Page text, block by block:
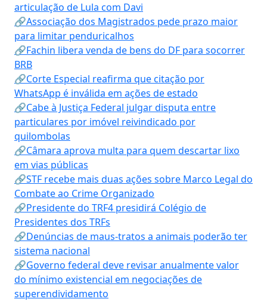
articulação de Lula com Davi
🔗Associação dos Magistrados pede prazo maior
para limitar penduricalhos
🔗Fachin libera venda de bens do DF para socorrer
BRB
🔗Corte Especial reafirma que citação por
WhatsApp é inválida em ações de estado
🔗Cabe à Justiça Federal julgar disputa entre
particulares por imóvel reivindicado por
quilombolas
🔗Câmara aprova multa para quem descartar lixo
em vias públicas
🔗STF recebe mais duas ações sobre Marco Legal do
Combate ao Crime Organizado
🔗Presidente do TRF4 presidirá Colégio de
Presidentes dos TRFs
🔗Denúncias de maus-tratos a animais poderão ter
sistema nacional
🔗Governo federal deve revisar anualmente valor
do mínimo existencial em negociações de
superendividamento